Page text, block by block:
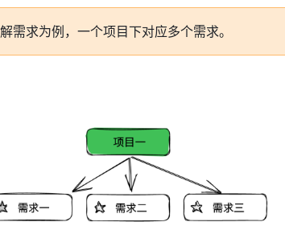
需求为例，一个项目下对应多个需求。